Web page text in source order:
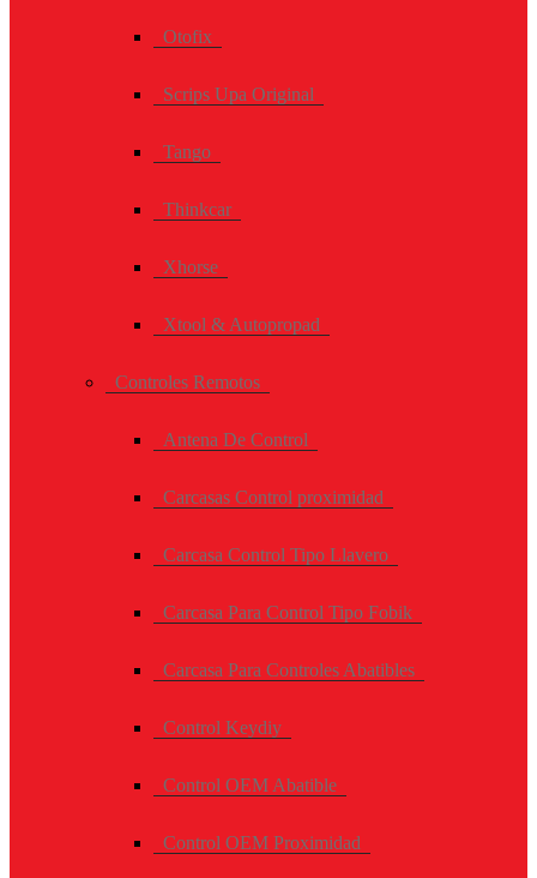
Otofix
Scrips Upa Original
Tango
Thinkcar
Xhorse
Xtool & Autopropad
Controles Remotos
Antena De Control
Carcasas Control proximidad
Carcasa Control Tipo Llavero
Carcasa Para Control Tipo Fobik
Carcasa Para Controles Abatibles
Control Keydiy
Control OEM Abatible
Control OEM Proximidad